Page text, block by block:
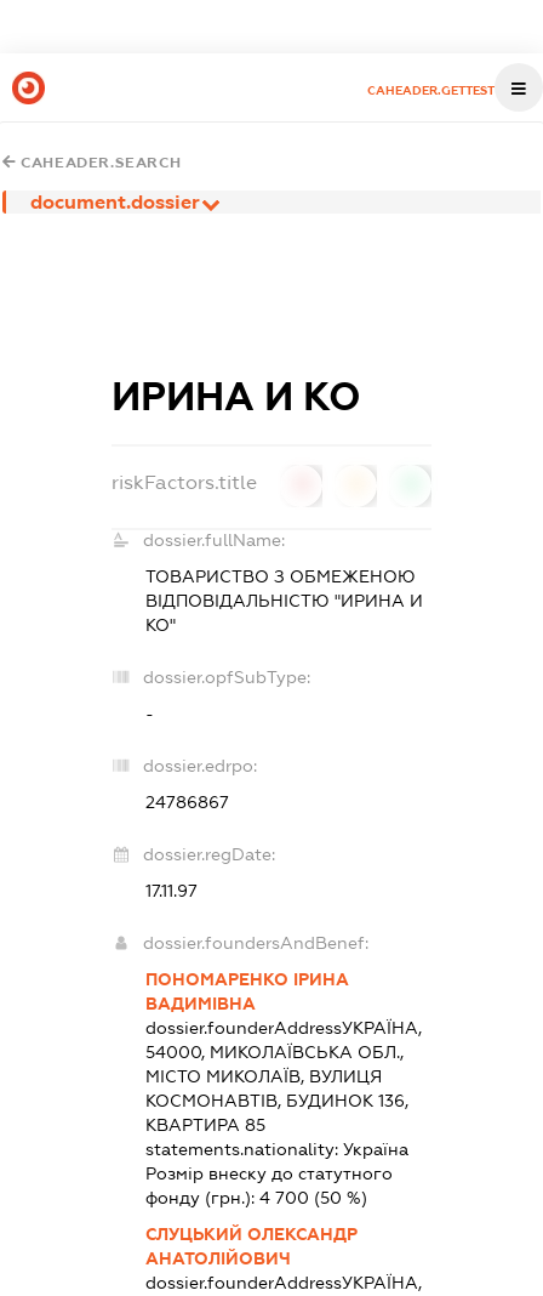
CAHEADER.GETTEST
CAHEADER.SEARCH
document.dossier
ИРИНА И КО
riskFactors.title
dossier.fullName:
ТОВАРИСТВО З ОБМЕЖЕНОЮ
ВІДПОВІДАЛЬНІСТЮ "ИРИНА И
КО"
dossier.opfSubType:
-
dossier.edrpo:
24786867
dossier.regDate:
17.11.97
dossier.foundersAndBenef:
ПОНОМАРЕНКО ІРИНА
ВАДИМІВНА
dossier.founderAddressУКРАЇНА,
54000, МИКОЛАЇВСЬКА ОБЛ.,
МІСТО МИКОЛАЇВ, ВУЛИЦЯ
КОСМОНАВТІВ, БУДИНОК 136,
КВАРТИРА 85
statements.nationality: Україна
Розмір внеску до статутного
фонду (грн.): 4 700 (50 %)
СЛУЦЬКИЙ ОЛЕКСАНДР
АНАТОЛІЙОВИЧ
dossier.founderAddressУКРАЇНА,